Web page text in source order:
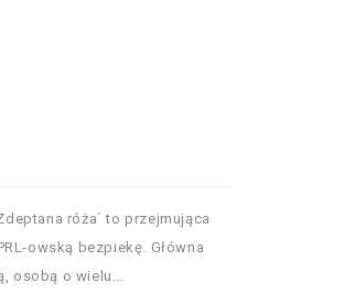
róża` to przejmująca
owską bezpiekę. Główna
osobą o wielu...